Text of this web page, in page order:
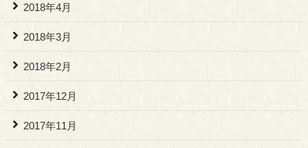
2018年4月
2018年3月
2018年2月
2017年12月
2017年11月